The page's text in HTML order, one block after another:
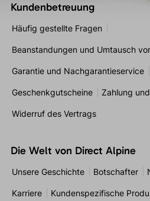
Kundenbetreuung
Häufig gestellte Fragen
Beanstandungen und Umtausch
Garantie und Nachgarantieservice
Geschenkgutscheine Zahlung
Widerruf des Vertrags
Die Welt von Direct Alpine
Unsere Geschichte Botschafter
Karriere Kundenspezifische